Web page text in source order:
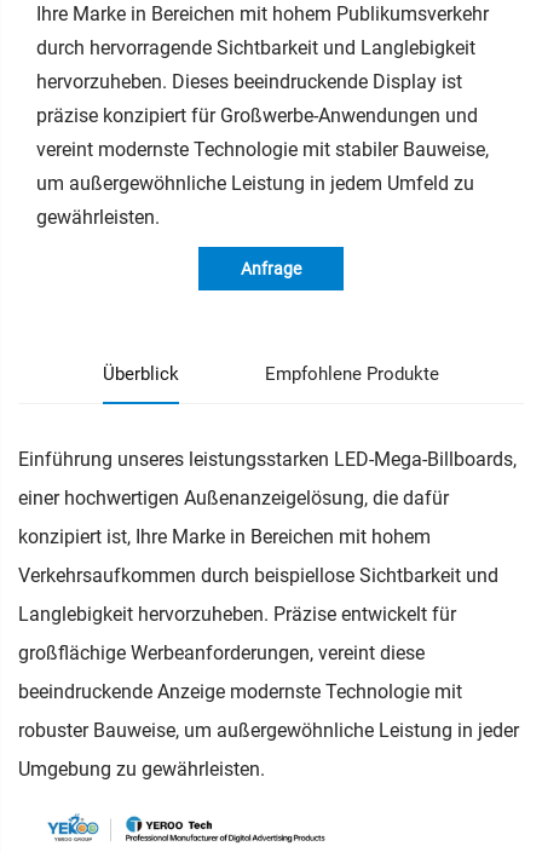
Ihre Marke in Bereichen mit hohem Publikumsverkehr
durch hervorragende Sichtbarkeit und Langlebigkeit
hervorzuheben. Dieses beeindruckende Display ist
präzise konzipiert für Großwerbe-Anwendungen und
vereint modernste Technologie mit stabiler Bauweise,
um außergewöhnliche Leistung in jedem Umfeld zu
gewährleisten.
Anfrage
Überblick Empfohlene Produkte
Einführung unseres leistungsstarken LED-Mega-Billboards,
einer hochwertigen Außenanzeigelösung, die dafür
konzipiert ist, Ihre Marke in Bereichen mit hohem
Verkehrsaufkommen durch beispiellose Sichtbarkeit und
Langlebigkeit hervorzuheben. Präzise entwickelt für
großflächige Werbeanforderungen, vereint diese
beeindruckende Anzeige modernste Technologie mit
robuster Bauweise, um außergewöhnliche Leistung in jeder
Umgebung zu gewährleisten.